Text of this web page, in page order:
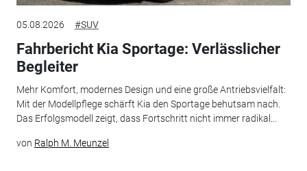
05.08.2026 #SUV
Fahrbericht Kia Sportage: Verlässlicher
Begleiter
Mehr Komfort, modernes Design und eine große Antriebsvielfalt:
Mit der Modellpflege schärft Kia den Sportage behutsam nach.
Das Erfolgsmodell zeigt, dass Fortschritt nicht immer radikal...
von Ralph M. Meunzel